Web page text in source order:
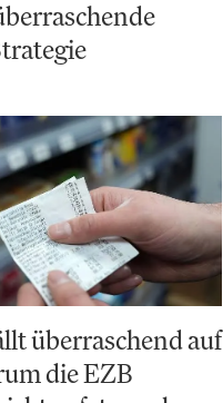
überraschend auf
die EZB